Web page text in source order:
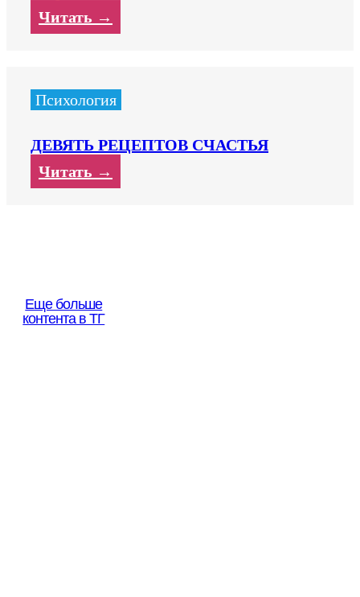
Читать →
Психология
ДЕВЯТЬ РЕЦЕПТОВ СЧАСТЬЯ
Читать →
Еще больше
контента в ТГ